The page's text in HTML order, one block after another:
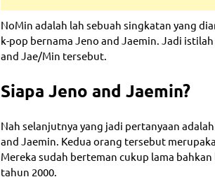
NoMin adalah lah sebuah singkatan yang
k-pop bernama Jeno and Jaemin. Jadi
and Jae/Min tersebut.
Siapa Jeno and Jaemin?
Nah selanjutnya yang jadi pertanyaan
and Jaemin. Kedua orang tersebut
Mereka sudah berteman cukup lama
tahun 2000.